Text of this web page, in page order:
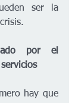
ser la
por el
hay que